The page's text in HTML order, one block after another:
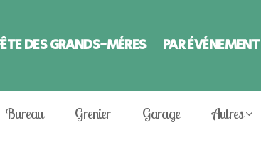
DES GRANDS-MÈRES PAR ÉVÈNEMENT
Bureau Grenier Garage Autres